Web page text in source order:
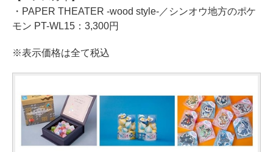
・PAPER THEATER -wood style-／シンオウ地方のポケ
モン PT-WL15：3,300円
※表示価格は全て税込